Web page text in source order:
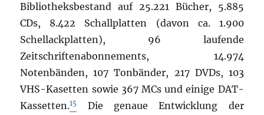
Bibliotheksbestand auf 25.221 Bücher, 5.885
CDs, 8.422 Schallplatten (davon ca. 1.900
Schellackplatten), 96 laufende
Zeitschriftenabonnements, 14.974
Notenbänden, 107 Tonbänder, 217 DVDs, 103
VHS-Kasetten sowie 367 MCs und einige DAT-
Kassetten.15
Die genaue Entwicklung der